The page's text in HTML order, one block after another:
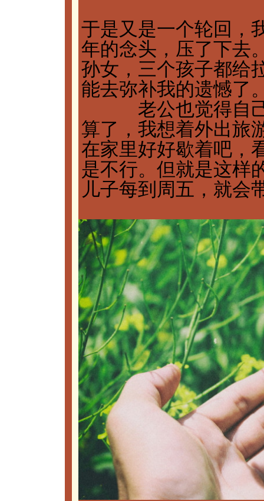
于是又是一个轮回，
年的念头，压了下去
孙女，三个孩子都给
能去弥补我的遗憾了
老公也觉得自
算了，我想着外出旅
在家里好好歇着吧，
是不行。但就是这样
儿子每到周五，就会